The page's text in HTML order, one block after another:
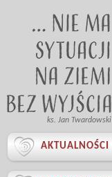
ks. Jan Twardowski
 AKTUALNOŚCI